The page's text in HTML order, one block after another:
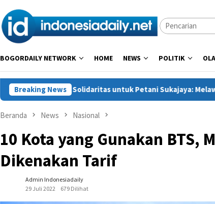
BOGORDAILY NETWORK HOME NEWS POLITIK
Breaking News
Solidaritas untuk Petani Sukajaya: Melawan Intimidasi,
Beranda News Nasional
10 Kota yang Gunakan BTS,
Dikenakan Tarif
Admin Indonesiadaily
29 Juli 2022
679 Dilihat